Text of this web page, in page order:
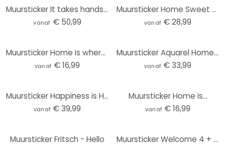
Muursticker It takes hands to build a house...
vanaf € 50,99
Muursticker Home Sweet Home 7
vanaf € 28,99
Muursticker Home is where Mom is
vanaf € 16,99
Muursticker Aquarel Home sweet Home
vanaf € 33,99
Muursticker Happiness is Homemade
vanaf € 39,99
Muursticker Home is...
vanaf € 16,99
Muursticker Fritsch - Hello Muursticker Welcome 4 + 4 Haken